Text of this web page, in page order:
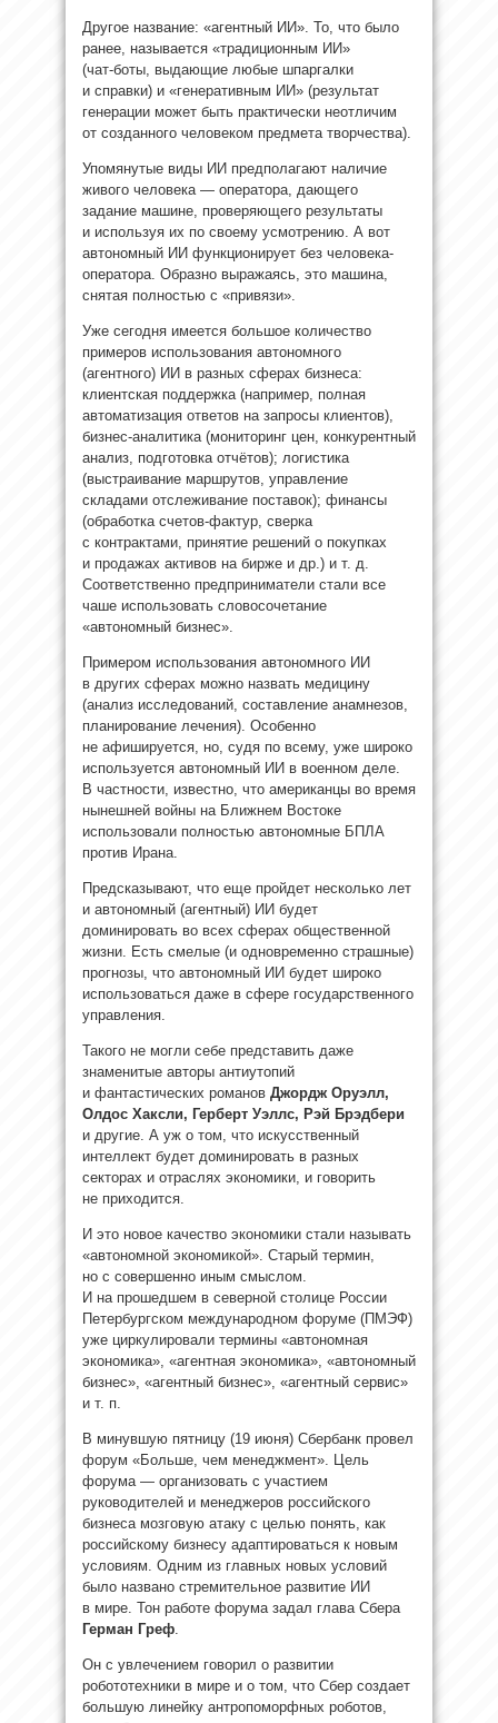
Другое название: «агентный ИИ». То, что было
ранее, называется «традиционным ИИ»
(чат‑боты, выдающие любые шпаргалки
и справки) и «генеративным ИИ» (результат
генерации может быть практически неотличим
от созданного человеком предмета творчества).
Упомянутые виды ИИ предполагают наличие
живого человека — оператора, дающего
задание машине, проверяющего результаты
и используя их по своему усмотрению. А вот
автономный ИИ функционирует без человека-
оператора. Образно выражаясь, это машина,
снятая полностью с «привязи».
Уже сегодня имеется большое количество
примеров использования автономного
(агентного) ИИ в разных сферах бизнеса:
клиентская поддержка (например, полная
автоматизация ответов на запросы клиентов),
бизнес‑аналитика (мониторинг цен, конкурентный
анализ, подготовка отчётов); логистика
(выстраивание маршрутов, управление
складами отслеживание поставок); финансы
(обработка счетов‑фактур, сверка
с контрактами, принятие решений о покупках
и продажах активов на бирже и др.) и т. д.
Соответственно предприниматели стали все
чаше использовать словосочетание
«автономный бизнес».
Примером использования автономного ИИ
в других сферах можно назвать медицину
(анализ исследований, составление анамнезов,
планирование лечения). Особенно
не афишируется, но, судя по всему, уже широко
используется автономный ИИ в военном деле.
В частности, известно, что американцы во время
нынешней войны на Ближнем Востоке
использовали полностью автономные БПЛА
против Ирана.
Предсказывают, что еще пройдет несколько лет
и автономный (агентный) ИИ будет
доминировать во всех сферах общественной
жизни. Есть смелые (и одновременно страшные)
прогнозы, что автономный ИИ будет широко
использоваться даже в сфере государственного
управления.
Такого не могли себе представить даже
знаменитые авторы антиутопий
и фантастических романов Джордж Оруэлл,
Олдос Хаксли, Герберт Уэллс, Рэй Брэдбери
и другие. А уж о том, что искусственный
интеллект будет доминировать в разных
секторах и отраслях экономики, и говорить
не приходится.
И это новое качество экономики стали называть
«автономной экономикой». Старый термин,
но с совершенно иным смыслом.
И на прошедшем в северной столице России
Петербургском международном форуме (ПМЭФ)
уже циркулировали термины «автономная
экономика», «агентная экономика», «автономный
бизнес», «агентный бизнес», «агентный сервис»
и т. п.
В минувшую пятницу (19 июня) Сбербанк провел
форум «Больше, чем менеджмент». Цель
форума — организовать с участием
руководителей и менеджеров российского
бизнеса мозговую атаку с целью понять, как
российскому бизнесу адаптироваться к новым
условиям. Одним из главных новых условий
было названо стремительное развитие ИИ
в мире. Тон работе форума задал глава Сбера
Герман Греф
Он с увлечением говорил о развитии
робототехники в мире и о том, что Сбер создает
большую линейку антропоморфных роботов,